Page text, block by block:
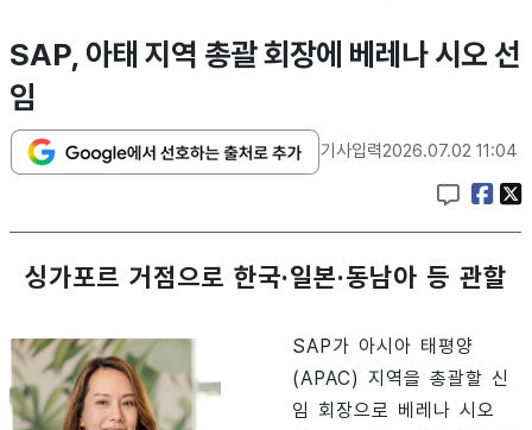
SAP, 아태 지역 총괄 회장에 베레나 시오 선
임
기사입력2026.07.02 11:04
싱가포르 거점으로 한국·일본·동남아 등 관할
SAP가 아시아 태평양
(APAC) 지역을 총괄할 신
임 회장으로 베레나 시오